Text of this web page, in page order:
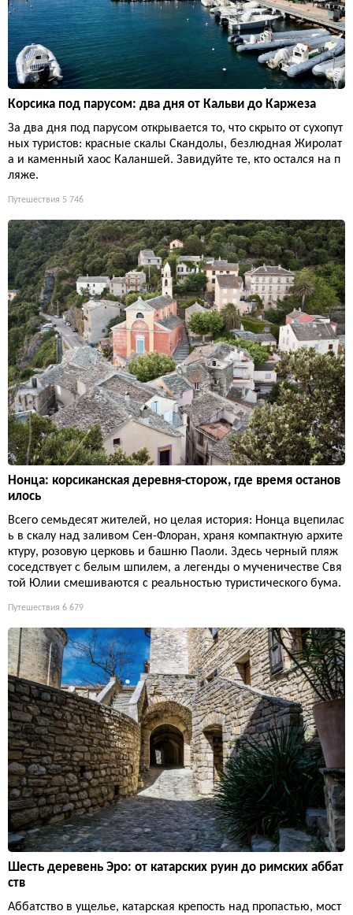
Корсика под парусом: два дня от Кальви до Каржеза
За два дня под парусом открывается то, что скрыто от сухопут
ных туристов: красные скалы Скандолы, безлюдная Жиролат
а и каменный хаос Каланшей. Завидуйте те, кто остался на п
ляже.
Путешествия 5 746
Нонца: корсиканская деревня-сторож, где время останов
илось
Всего семьдесят жителей, но целая история: Нонца вцепилас
ь в скалу над заливом Сен-Флоран, храня компактную архите
ктуру, розовую церковь и башню Паоли. Здесь черный пляж
соседствует с белым шпилем, а легенды о мученичестве Свя
той Юлии смешиваются с реальностью туристического бума.
Путешествия 6 679
Шесть деревень Эро: от катарских руин до римских аббат
ств
Аббатство в ущелье, катарская крепость над пропастью, мост